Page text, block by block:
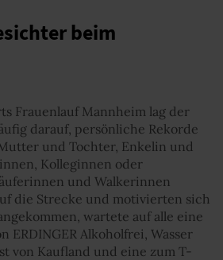
beim
Frauenlauf Mannheim lag der
darauf, persönliche Rekorde
und Tochter, Enkelin und
Kolleginnen oder
und Walkerinnen
die Strecke und motivierten sich
wartete auf alle eine
ERDINGER Alkoholfrei, Wasser
von Kaufland und eine zum T-